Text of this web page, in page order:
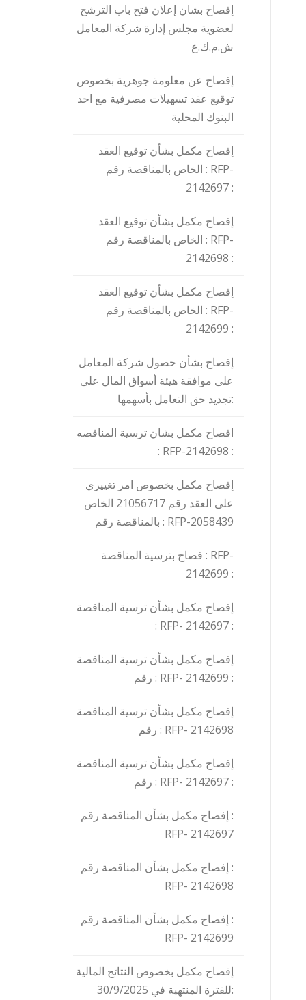
إفصاح بشان إعلان فتح باب الترشح
لعضوية مجلس إدارة شركة المعامل
ش.م.ك.ع
إفصاح عن معلومة جوهرية بخصوص
توقيع عقد تسهيلات مصرفية مع احد
البنوك المحلية
إفصاح مكمل بشأن توقيع العقد
الخاص بالمناقصة رقم : RFP-
2142697 :
إفصاح مكمل بشأن توقيع العقد
الخاص بالمناقصة رقم : RFP-
2142698 :
إفصاح مكمل بشأن توقيع العقد
الخاص بالمناقصة رقم : RFP-
2142699 :
إفصاح بشأن حصول شركة المعامل
على موافقة هيئة أسواق المال على
تجديد حق التعامل بأسهمها:
افصاح مكمل بشان ترسية المناقصه
: RFP-2142698 :
إفصاح مكمل بخصوص امر تغييري
على العقد رقم 21056717 الخاص
بالمناقصة رقم : RFP-2058439
فصاح بترسية المناقصة : RFP-
2142699 :
إفصاح مكمل بشأن ترسية المناقصة
: RFP- 2142697 :
إفصاح مكمل بشأن ترسية المناقصة
رقم : RFP- 2142699 :
إفصاح مكمل بشأن ترسية المناقصة
رقم : RFP- 2142698
إفصاح مكمل بشأن ترسية المناقصة
رقم : RFP- 2142697 :
إفصاح مكمل بشأن المناقصة رقم :
RFP- 2142697
إفصاح مكمل بشأن المناقصة رقم :
RFP- 2142698
إفصاح مكمل بشأن المناقصة رقم :
RFP- 2142699
إفصاح مكمل بخصوص النتائج المالية
للفترة المنتهية في 30/9/2025: